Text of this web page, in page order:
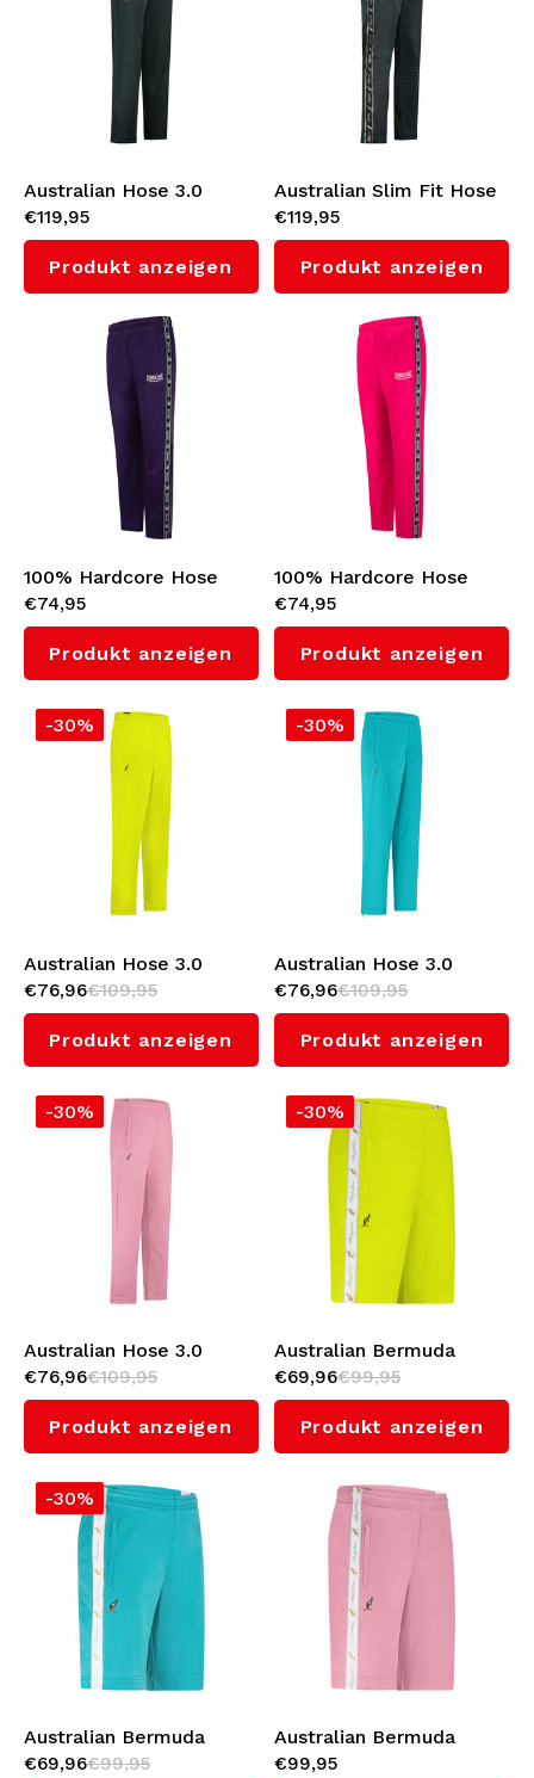
Australian Hose 3.0
(Woods Green)
€119,95
Produkt anzeigen
Australian Slim Fit Hose
mit Schwarzem
Seitenstreifen 3.0
(Woods Green)
€119,95
Produkt anzeigen
100% Hardcore Hose
'Essential' (Purple)
€74,95
Produkt anzeigen
100% Hardcore Hose
'Essential' (Pink)
€74,95
Produkt anzeigen
-30%
Australian Hose 3.0
(Sulphure Spring)
€76,96€109,95
Produkt anzeigen
-30%
Australian Hose 3.0
(Green Storm)
€76,96€109,95
Produkt anzeigen
-30%
Australian Hose 3.0
(Orchid Smoke)
€76,96€109,95
Produkt anzeigen
-30%
Australian Bermuda
Shorts mit Weißes
Seitenstreifen 3.0
(Sulphure Spring)
€69,96€99,95
Produkt anzeigen
-30%
Australian Bermuda
Shorts mit Weißes
€69,96€99,95
Australian Bermuda
Shorts mit Weißes
€99,95